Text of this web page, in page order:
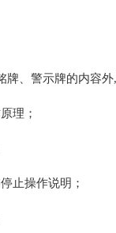
、警示牌的内容外,
理；
操作说明；